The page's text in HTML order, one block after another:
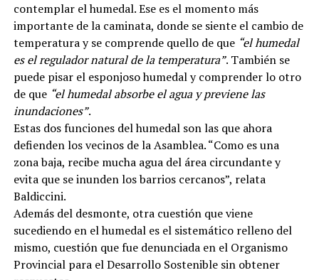
contemplar el humedal. Ese es el momento más
importante de la caminata, donde se siente el cambio de
temperatura y se comprende quello de que “el humedal
es el regulador natural de la temperatura”. También se
puede pisar el esponjoso humedal y comprender lo otro
de que “el humedal absorbe el agua y previene las
inundaciones”.
Estas dos funciones del humedal son las que ahora
defienden los vecinos de la Asamblea. “Como es una
zona baja, recibe mucha agua del área circundante y
evita que se inunden los barrios cercanos”, relata
Baldiccini.
Además del desmonte, otra cuestión que viene
sucediendo en el humedal es el sistemático relleno del
mismo, cuestión que fue denunciada en el Organismo
Provincial para el Desarrollo Sostenible sin obtener